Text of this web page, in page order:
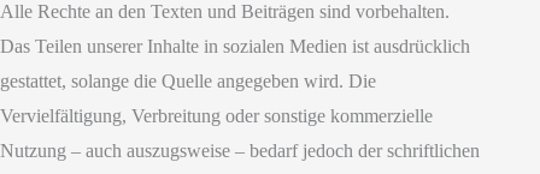
Alle Rechte an den Texten und Beiträgen sind vorbehalten.
Das Teilen unserer Inhalte in sozialen Medien ist ausdrücklich
gestattet, solange die Quelle angegeben wird. Die
Vervielfältigung, Verbreitung oder sonstige kommerzielle
Nutzung – auch auszugsweise – bedarf jedoch der schriftlichen